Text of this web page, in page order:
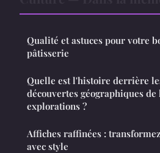
Qualité et astuces pour votre
pâtisserie
Quelle est l'histoire derrière
découvertes géographiques de
explorations ?
Affiches raffinées :
avec style